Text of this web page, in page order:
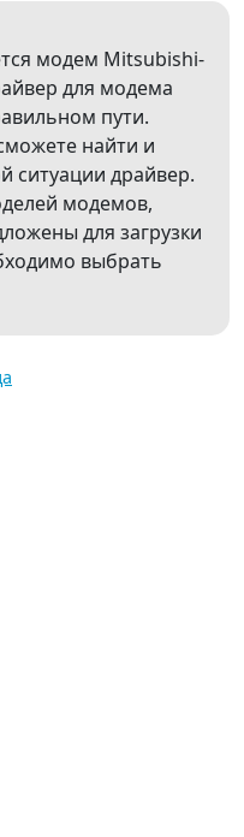
модем Mitsubishi-
для модема
пути.
найти и
ситуации драйвер.
модемов,
для загрузки
выбрать